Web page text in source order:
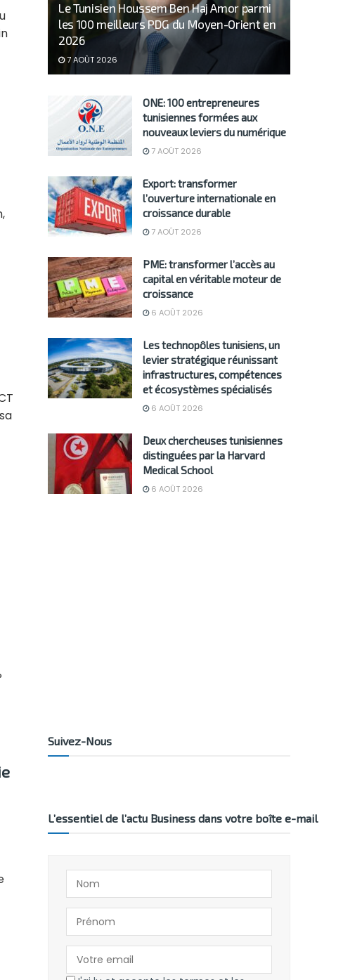
Le Tunisien Houssem Ben Haj Amor parmi
les 100 meilleurs PDG du Moyen-Orient en
2026
7 AOÛT 2026
ONE: 100 entrepreneures
tunisiennes formées aux
nouveaux leviers du numérique
7 AOÛT 2026
Export: transformer
l’ouverture internationale en
croissance durable
7 AOÛT 2026
PME: transformer l’accès au
capital en véritable moteur de
croissance
6 AOÛT 2026
Les technopôles tunisiens, un
levier stratégique réunissant
infrastructures, compétences
et écosystèmes spécialisés
6 AOÛT 2026
Deux chercheuses tunisiennes
distinguées par la Harvard
Medical School
6 AOÛT 2026
Suivez-Nous
L’essentiel de l’actu Business dans votre boîte e-mail